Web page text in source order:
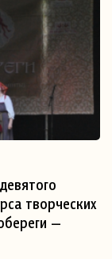
творческих
—